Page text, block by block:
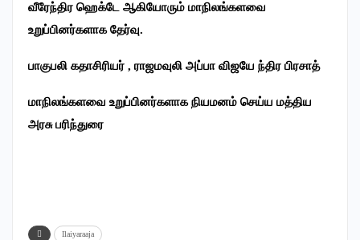
வீரேந்திர ஹெக்டே ஆகியோரும் மாநிலங்களவை
உறுப்பினர்களாக தேர்வு.
பாகுபலி கதாசிரியர் , ராஜமவுலி அப்பா விஜயே ந்திர பிரசாத்
மாநிலங்களவை உறுப்பினர்களாக நியமனம் செய்ய மத்திய
அரசு பரிந்துரை
Ilaiyaraaja